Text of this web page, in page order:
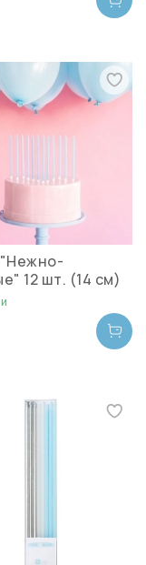
12 шт. (14 см)